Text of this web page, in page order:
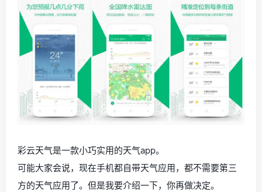
彩云天气是一款小巧实用的天气app。
可能大家会说，现在手机都自带天气应用，都不需要第三
方的天气应用了。但是我要介绍一下，你再做决定。